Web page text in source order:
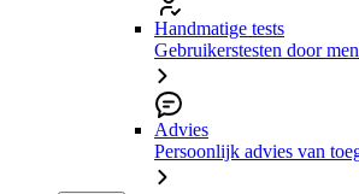
Handmatige tests
Gebruikerstesten door
Advies
Persoonlijk advies van